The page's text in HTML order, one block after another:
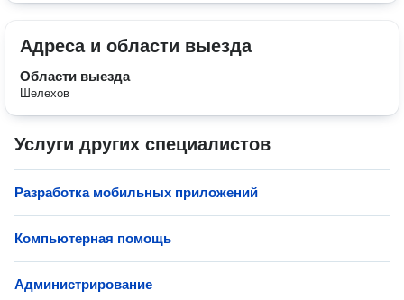
Адреса и области выезда
Области выезда
Шелехов
Услуги других специалистов
Разработка мобильных приложений
Компьютерная помощь
Администрирование